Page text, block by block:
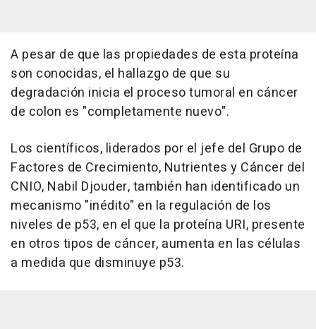
A pesar de que las propiedades de esta proteína
son conocidas, el hallazgo de que su
degradación inicia el proceso tumoral en cáncer
de colon es "completamente nuevo".
Los científicos, liderados por el jefe del Grupo de
Factores de Crecimiento, Nutrientes y Cáncer del
CNIO, Nabil Djouder, también han identificado un
mecanismo "inédito" en la regulación de los
niveles de p53, en el que la proteína URI, presente
en otros tipos de cáncer, aumenta en las células
a medida que disminuye p53.